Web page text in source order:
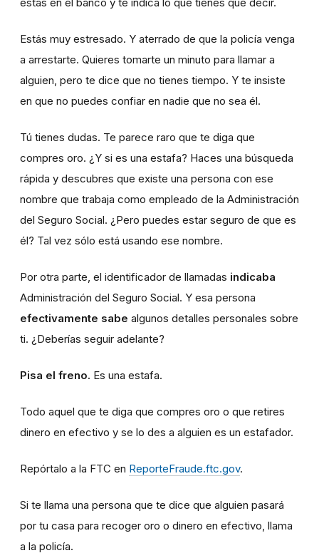
Estás muy estresado. Y aterrado de que la policía venga
a arrestarte. Quieres tomarte un minuto para llamar a
alguien, pero te dice que no tienes tiempo. Y te insiste
en que no puedes confiar en nadie que no sea él.
Tú tienes dudas. Te parece raro que te diga que
compres oro. ¿Y si es una estafa? Haces una búsqueda
rápida y descubres que existe una persona con ese
nombre que trabaja como empleado de la Administración
del Seguro Social. ¿Pero puedes estar seguro de que es
él? Tal vez sólo está usando ese nombre.
Por otra parte, el identificador de llamadas indicaba
Administración del Seguro Social. Y esa persona
efectivamente sabe algunos detalles personales sobre
ti. ¿Deberías seguir adelante?
Pisa el freno. Es una estafa.
Todo aquel que te diga que compres oro o que retires
dinero en efectivo y se lo des a alguien es un estafador.
Repórtalo a la FTC en ReporteFraude.ftc.gov.
Si te llama una persona que te dice que alguien pasará
por tu casa para recoger oro o dinero en efectivo, llama
a la policía.